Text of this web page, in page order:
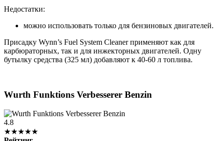
Недостатки:
можно использовать только для бензиновых двигателей.
Присадку Wynn’s Fuel System Cleaner применяют как для
карбюраторных, так и для инжекторных двигателей. Одну
бутылку средства (325 мл) добавляют к 40-60 л топлива.
Wurth Funktions Verbesserer Benzin
4.8
★★★★★